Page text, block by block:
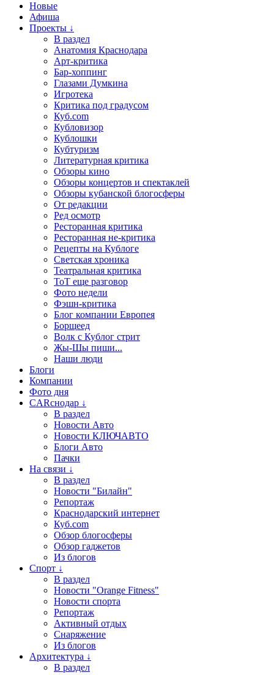
Новые
Афиша
Проекты ↓
В раздел
Анатомия Краснодара
Арт-критика
Бар-хоппинг
Глазами Думкина
Игротека
Критика под градусом
Куб.com
Кубловизор
Кублошки
Кубтуризм
Литературная критика
Обзоры кино
Обзоры концертов и спектаклей
Обзоры кубанской блогосферы
От редакции
Ред осмотр
Ресторанная критика
Ресторанная не-критика
Рецепты на Кублоге
Светская хроника
Театральная критика
ТоТ еще разговор
Фото недели
Фэшн-критика
Блог компании Европея
Борщеед
Волк с Кублог стрит
Жы-Шы пиши...
Наши люди
Блоги
Компании
Фото дня
CARснодар ↓
В раздел
Новости Авто
Новости КЛЮЧАВТО
Блоги Авто
Пачки
На связи ↓
В раздел
Новости "Билайн"
Репортаж
Краснодарский интернет
Куб.com
Обзор блогосферы
Обзор гаджетов
Из блогов
Спорт ↓
В раздел
Новости "Orange Fitness"
Новости спорта
Репортаж
Активный отдых
Снаряжение
Из блогов
Архитектура ↓
В раздел